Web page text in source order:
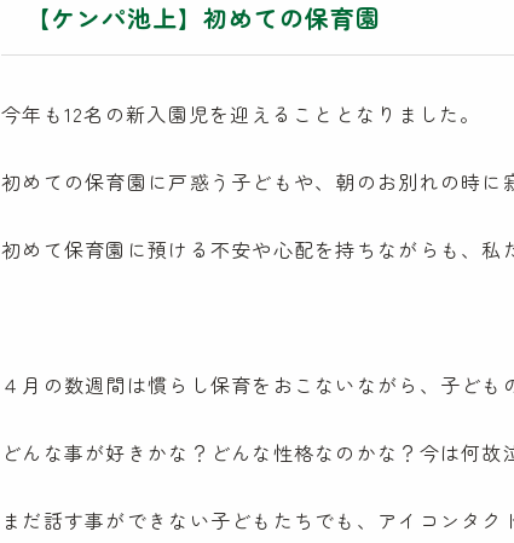
【ケンパ池上】初めての保育園
今年も12名の新入園児を迎えることとなりました。
初めての保育園に戸惑う子どもや、朝のお別れの時に
初めて保育園に預ける不安や心配を持ちながらも、私
４月の数週間は慣らし保育をおこないながら、子ど
どんな事が好きかな？どんな性格なのかな？今は何故
まだ話す事ができない子どもたちでも、アイコンタ